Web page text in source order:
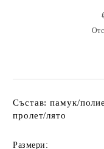
Състав: памук/
пролет/лято
Размери: